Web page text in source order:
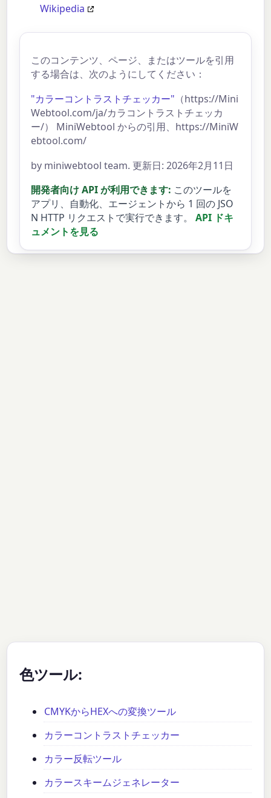
Wikipedia
このコンテンツ、ページ、またはツールを引用
する場合は、次のようにしてください：
"カラーコントラストチェッカー" （https://Mini
Webtool.com/ja/カラコントラストチェッカ
ー/） MiniWebtool からの引用、https://MiniW
ebtool.com/
by miniwebtool team. 更新日: 2026年2月11日
開発者向け API が利用できます: このツールを
アプリ、自動化、エージェントから 1 回の JSO
N HTTP リクエストで実行できます。
API ドキ
ュメントを見る
色ツール:
CMYKからHEXへの変換ツール
カラーコントラストチェッカー
カラー反転ツール
カラースキームジェネレーター